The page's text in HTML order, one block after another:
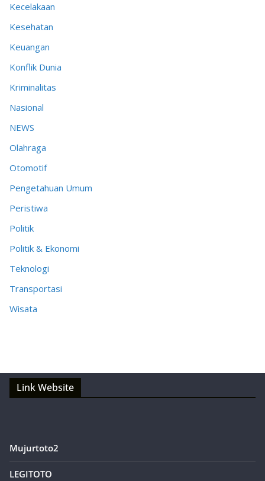
Kecelakaan
Kesehatan
Keuangan
Konflik Dunia
Kriminalitas
Nasional
NEWS
Olahraga
Otomotif
Pengetahuan Umum
Peristiwa
Politik
Politik & Ekonomi
Teknologi
Transportasi
Wisata
Link Website
Mujurtoto2
LEGITOTO